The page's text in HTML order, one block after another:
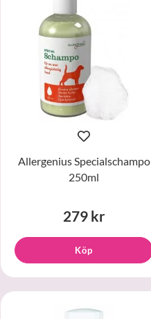
Allergenius Specialschampo
250ml
279 kr
Köp